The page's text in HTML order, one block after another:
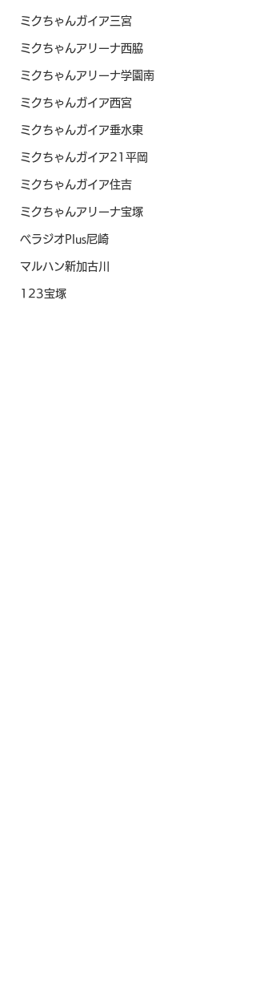
ミクちゃんガイア三宮
ミクちゃんアリーナ西脇
ミクちゃんアリーナ学園南
ミクちゃんガイア西宮
ミクちゃんガイア垂水東
ミクちゃんガイア21平岡
ミクちゃんガイア住吉
ミクちゃんアリーナ宝塚
ベラジオPlus尼崎
マルハン新加古川
123宝塚